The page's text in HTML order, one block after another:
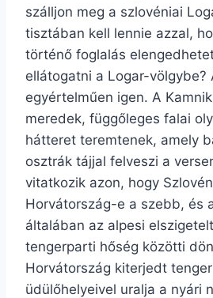
szálljon meg a szlovéniai
tisztában kell lennie azzal,
történő foglalás
ellátogatni a Logar-völgybe?
egyértelműen igen. A
meredek, függőleges falai
hátteret teremtenek, amely
osztrák tájjal felveszi a
vitatkozik azon, hogy
Horvátország-e a szebb, és
általában az alpesi
tengerparti hőség közötti
Horvátország kiterjedt
üdülőhelyeivel uralja a nyári